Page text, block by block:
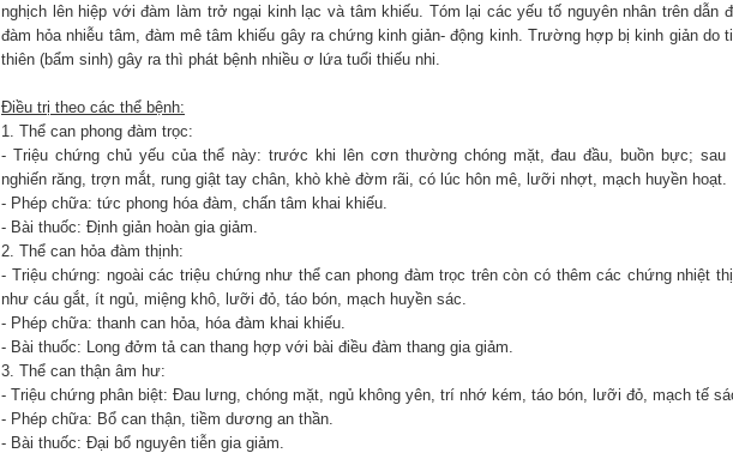
nghịch lên hiệp với đàm làm trở ngại kinh lạc và tâm khiếu. Tóm lại các yếu tố nguyên nhân trên dẫn
đàm hỏa nhiễu tâm, đàm mê tâm khiếu gây ra chứng kinh giản- động kinh. Trường hợp bị kinh giản do
thiên (bẩm sinh) gây ra thì phát bệnh nhiều ơ lứa tuổi thiếu nhi.
Điều trị theo các thể bệnh:
1. Thể can phong đàm trọc:
- Triệu chứng chủ yếu của thể này: trước khi lên cơn thường chóng mặt, đau đầu, buồn bực; sau
nghiến răng, trợn mắt, rung giật tay chân, khò khè đờm rãi, có lúc hôn mê, lưỡi nhợt, mạch huyền hoạt.
- Phép chữa: tức phong hóa đàm, chấn tâm khai khiếu.
- Bài thuốc: Định giản hoàn gia giảm.
2. Thể can hỏa đàm thịnh:
- Triệu chứng: ngoài các triệu chứng như thể can phong đàm trọc trên còn có thêm các chứng nhiệt
như cáu gắt, ít ngủ, miệng khô, lưỡi đỏ, táo bón, mạch huyền sác.
- Phép chữa: thanh can hỏa, hóa đàm khai khiếu.
- Bài thuốc: Long đởm tả can thang hợp với bài điều đàm thang gia giảm.
3. Thể can thận âm hư:
- Triệu chứng phân biệt: Đau lưng, chóng mặt, ngủ không yên, trí nhớ kém, táo bón, lưỡi đỏ, mạch tế
- Phép chữa: Bổ can thận, tiềm dương an thần.
- Bài thuốc: Đại bổ nguyên tiễn gia giảm.